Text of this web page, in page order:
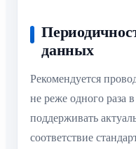
данных
Рекомендуется
не реже одного раза
поддерживать
соответствие